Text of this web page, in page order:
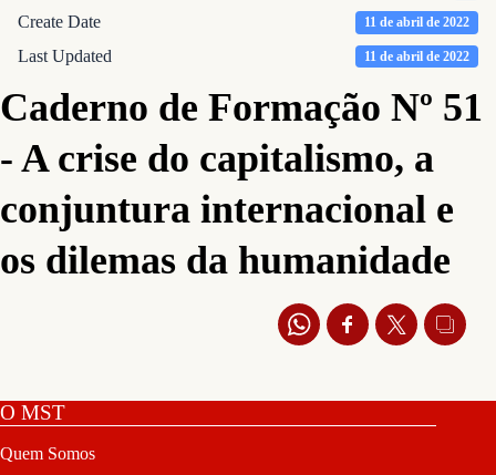
Create Date 11 de abril de 2022
Last Updated 11 de abril de 2022
Caderno de Formação Nº 51
- A crise do capitalismo, a
conjuntura internacional e
os dilemas da humanidade
O MST
Quem Somos